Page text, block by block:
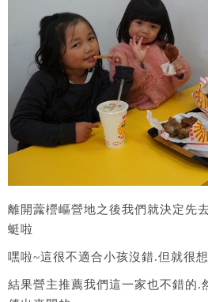
離開虂櫿嶇營地之後我們就決定先
蜓啦
嘿啦~這很不適合小孩沒錯.但就很
結果營主推薦我們這一家也不錯的.